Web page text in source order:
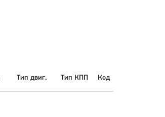
Тип двиг. Тип КПП Код